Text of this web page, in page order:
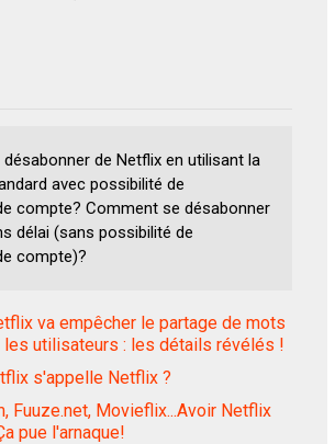
de Netflix en utilisant la
avec possibilité de
compte? Comment se désabonner
délai (sans possibilité de
compte)?
va empêcher le partage de mots
utilisateurs : les détails révélés !
s'appelle Netflix ?
Fuuze.net, Movieflix...Avoir Netflix
pue l'arnaque!